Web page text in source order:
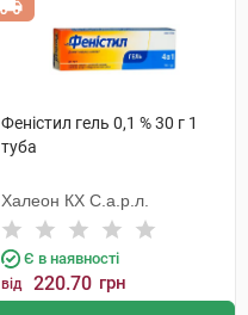
Феністил гель 0,1 % 30 г 1
туба
Халеон КХ С.а.р.л.
Є в наявності
від 220.70 грн